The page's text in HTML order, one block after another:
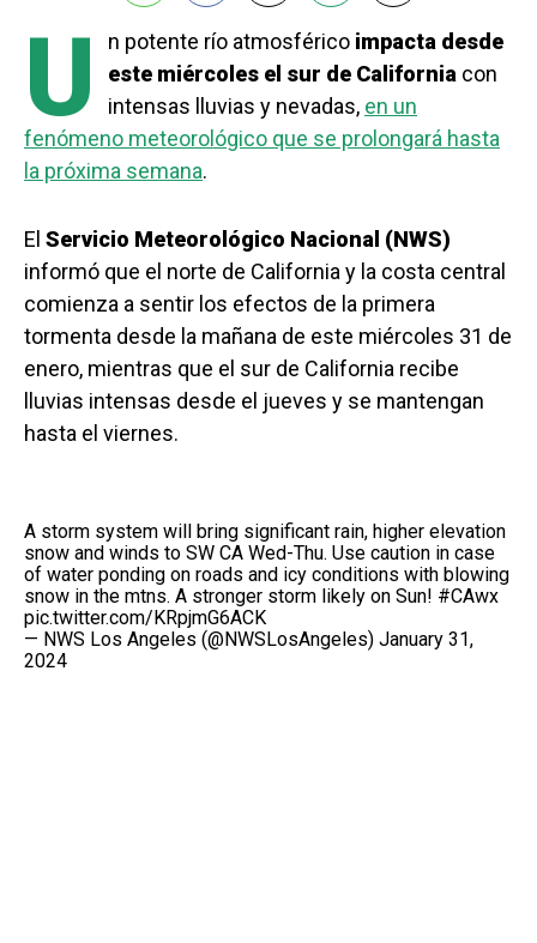
U n potente río atmosférico impacta desde
este miércoles el sur de California con
intensas lluvias y nevadas, en un
fenómeno meteorológico que se prolongará hasta
la próxima semana.
El Servicio Meteorológico Nacional (NWS)
informó que el norte de California y la costa central
comienza a sentir los efectos de la primera
tormenta desde la mañana de este miércoles 31 de
enero, mientras que el sur de California recibe
lluvias intensas desde el jueves y se mantengan
hasta el viernes.
A storm system will bring significant rain, higher elevation
snow and winds to SW CA Wed-Thu. Use caution in case
of water ponding on roads and icy conditions with blowing
snow in the mtns. A stronger storm likely on Sun! #CAwx
pic.twitter.com/KRpjmG6ACK
— NWS Los Angeles (@NWSLosAngeles) January 31,
2024